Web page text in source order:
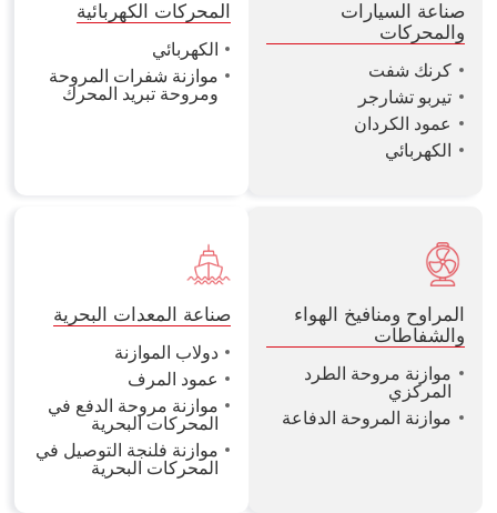
صناعة السيارات
والمحركات
كرنك شفت
تيربو تشارجر
عمود الكردان
الكهربائي
المحركات الكهربائية
الكهربائي
موازنة شفرات المروحة
ومروحة تبريد المحرك
المراوح ومنافيخ الهواء
والشفاطات
موازنة مروحة الطرد
المركزي
موازنة المروحة الدفاعة
صناعة المعدات البحرية
دولاب الموازنة
عمود المرف
موازنة مروحة الدفع في
المحركات البحرية
موازنة فلنجة التوصيل في
المحركات البحرية